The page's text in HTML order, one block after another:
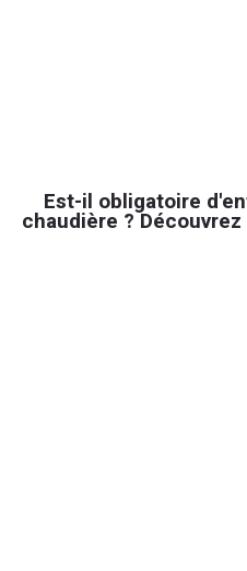
Est-il obligatoire
chaudière ?